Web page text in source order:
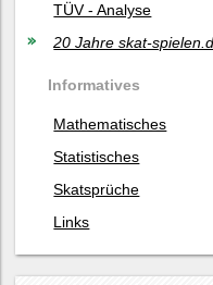
TÜV - Analyse
20 Jahre skat-
Informatives
Mathematisches
Statistisches
Skatsprüche
Links